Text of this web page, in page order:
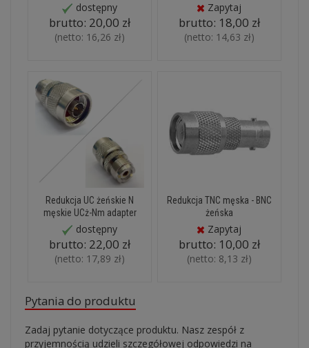
dostępny
brutto: 20,00 zł
(netto: 16,26 zł)
Zapytaj
brutto: 18,00 zł
(netto: 14,63 zł)
Redukcja UC żeńskie N
męskie UCż-Nm adapter
dostępny
brutto: 22,00 zł
(netto: 17,89 zł)
Redukcja TNC męska - BNC
żeńska
Zapytaj
brutto: 10,00 zł
(netto: 8,13 zł)
Pytania do produktu
Zadaj pytanie dotyczące produktu. Nasz zespół z
przyjemnością udzieli szczegółowej odpowiedzi na